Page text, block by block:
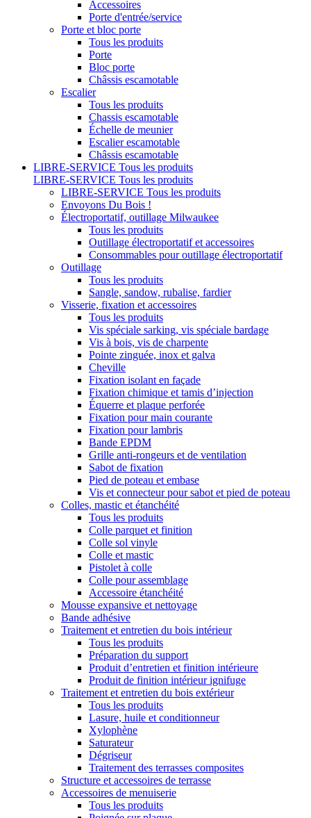
Accessoires
Porte d'entrée/service
Porte et bloc porte
Tous les produits
Porte
Bloc porte
Châssis escamotable
Escalier
Tous les produits
Chassis escamotable
Échelle de meunier
Escalier escamotable
Châssis escamotable
LIBRE-SERVICE Tous les produits
LIBRE-SERVICE Tous les produits
LIBRE-SERVICE Tous les produits
Envoyons Du Bois !
Électroportatif, outillage Milwaukee
Tous les produits
Outillage électroportatif et accessoires
Consommables pour outillage électroportatif
Outillage
Tous les produits
Sangle, sandow, rubalise, fardier
Visserie, fixation et accessoires
Tous les produits
Vis spéciale sarking, vis spéciale bardage
Vis à bois, vis de charpente
Pointe zinguée, inox et galva
Cheville
Fixation isolant en façade
Fixation chimique et tamis d’injection
Équerre et plaque perforée
Fixation pour main courante
Fixation pour lambris
Bande EPDM
Grille anti-rongeurs et de ventilation
Sabot de fixation
Pied de poteau et embase
Vis et connecteur pour sabot et pied de poteau
Colles, mastic et étanchéité
Tous les produits
Colle parquet et finition
Colle sol vinyle
Colle et mastic
Pistolet à colle
Colle pour assemblage
Accessoire étanchéité
Mousse expansive et nettoyage
Bande adhésive
Traitement et entretien du bois intérieur
Tous les produits
Préparation du support
Produit d’entretien et finition intérieure
Produit de finition intérieur ignifuge
Traitement et entretien du bois extérieur
Tous les produits
Lasure, huile et conditionneur
Xylophène
Saturateur
Dégriseur
Traitement des terrasses composites
Structure et accessoires de terrasse
Accessoires de menuiserie
Tous les produits